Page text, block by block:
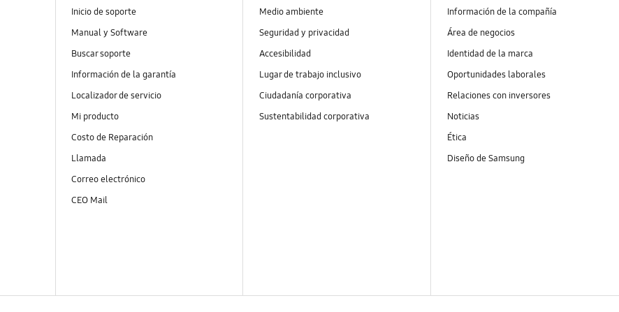
Inicio de soporte
Manual y Software
Buscar soporte
Información de la garantía
Localizador de servicio
Mi producto
Costo de Reparación
Llamada
Correo electrónico
CEO Mail
Medio ambiente
Seguridad y privacidad
Accesibilidad
Lugar de trabajo inclusivo
Ciudadanía corporativa
Sustentabilidad corporativa
Información de la compañía
Área de negocios
Identidad de la marca
Oportunidades laborales
Relaciones con inversores
Noticias
Ética
Diseño de Samsung